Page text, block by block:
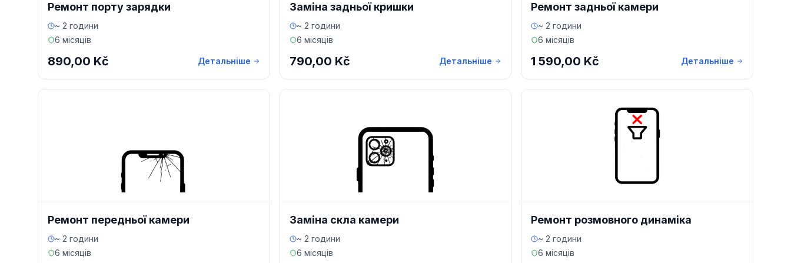
Ремонт порту зарядки
~ 2 години
6 місяців
890,00 Kč Детальніше
Заміна задньої кришки
~ 2 години
6 місяців
790,00 Kč Детальніше
Ремонт задньої камери
~ 2 години
6 місяців
1 590,00 Kč Детальніше
Ремонт передньої камери
~ 2 години
6 місяців
Заміна скла камери
~ 2 години
6 місяців
Ремонт розмовного динаміка
~ 2 години
6 місяців